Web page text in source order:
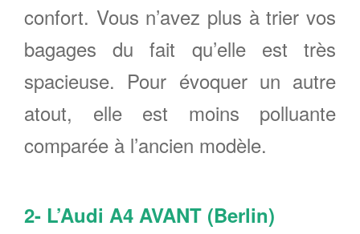
confort. Vous n’avez plus à trier vos
bagages du fait qu’elle est très
spacieuse. Pour évoquer un autre
atout, elle est moins polluante
comparée à l’ancien modèle.
2- L’Audi A4 AVANT (Berlin)